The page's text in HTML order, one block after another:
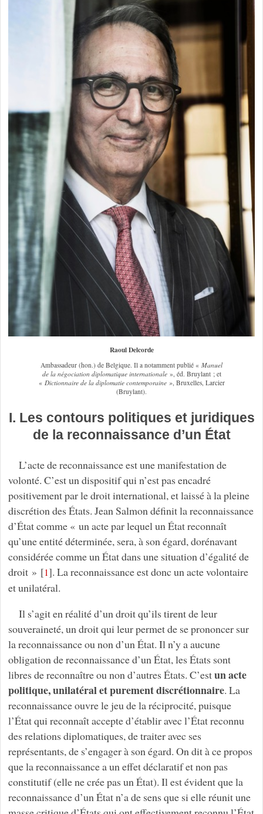
Raoul Delcorde
Ambassadeur (hon.) de Belgique. Il a notamment publié « Manuel
de la négociation diplomatique internationale», éd. Bruylant ; et
« Dictionnaire de la diplomatie contemporaine », Bruxelles, Larcier
(Bruylant).
I. Les contours politiques et juridiques
de la reconnaissance d’un État
L’acte de reconnaissance est une manifestation de
volonté. C’est un dispositif qui n’est pas encadré
positivement par le droit international, et laissé à la pleine
discrétion des États. Jean Salmon définit la reconnaissance
d’État comme « un acte par lequel un État reconnaît
qu’une entité déterminée, sera, à son égard, dorénavant
considérée comme un État dans une situation d’égalité de
droit » [1]. La reconnaissance est donc un acte volontaire
et unilatéral.
Il s’agit en réalité d’un droit qu’ils tirent de leur
souveraineté, un droit qui leur permet de se prononcer sur
la reconnaissance ou non d’un État. Il n’y a aucune
obligation de reconnaissance d’un État, les États sont
libres de reconnaître ou non d’autres États. C’estun acte
politique, unilatéral et purement discrétionnaire. La
reconnaissance ouvre le jeu de la réciprocité, puisque
l’État qui reconnaît accepte d’établir avec l’État reconnu
des relations diplomatiques, de traiter avec ses
représentants, de s’engager à son égard. On dit à ce propos
que la reconnaissance a un effet déclaratif et non pas
constitutif (elle ne crée pas un État). Il est évident que la
reconnaissance d’un État n’a de sens que si elle réunit une